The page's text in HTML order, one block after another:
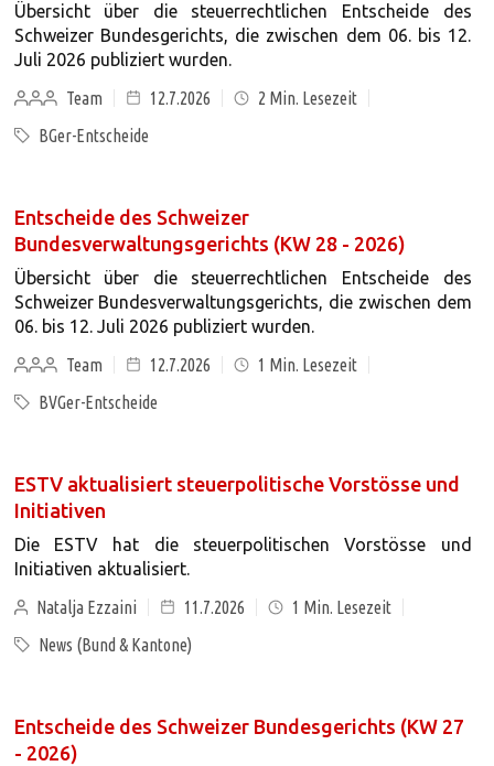
Übersicht über die steuerrechtlichen Entscheide des
Schweizer Bundesgerichts, die zwischen dem 06. bis 12.
Juli 2026 publiziert wurden.
Team
12.7.2026 2 Min. Lesezeit
BGer-Entscheide
Entscheide des Schweizer
Bundesverwaltungsgerichts (KW 28 - 2026)
Übersicht über die steuerrechtlichen Entscheide des
Schweizer Bundesverwaltungsgerichts, die zwischen dem
06. bis 12. Juli 2026 publiziert wurden.
Team
12.7.2026 1 Min. Lesezeit
BVGer-Entscheide
ESTV aktualisiert steuerpolitische Vorstösse und
Initiativen
Die ESTV hat die steuerpolitischen Vorstösse und
Initiativen aktualisiert.
Natalja Ezzaini
11.7.2026 1 Min. Lesezeit
News (Bund & Kantone)
Entscheide des Schweizer Bundesgerichts (KW 27
- 2026)